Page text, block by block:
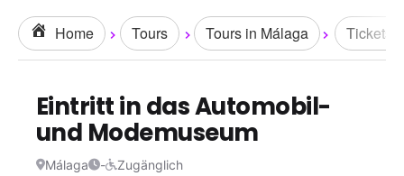
Home Tours Tours in Málaga Tickets
Eintritt in das Automobil-
und Modemuseum
Málaga - Zugänglich